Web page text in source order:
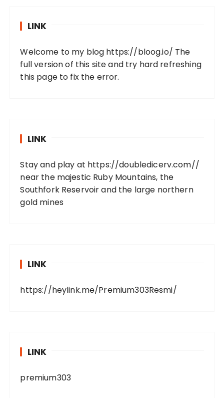
LINK
Welcome to my blog https://bloog.io/ The
full version of this site and try hard refreshing
this page to fix the error.
LINK
Stay and play at https://doubledicerv.com//
near the majestic Ruby Mountains, the
Southfork Reservoir and the large northern
gold mines
LINK
https://heylink.me/Premium303Resmi/
LINK
premium303